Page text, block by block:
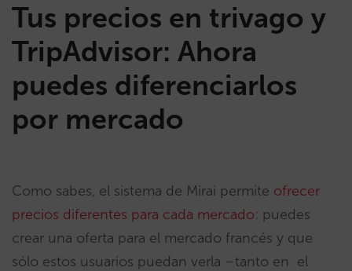
Tus precios en trivago y
TripAdvisor: Ahora
puedes diferenciarlos
por mercado
Como sabes, el sistema de Mirai permite ofrecer
precios diferentes para cada mercado: puedes
crear una oferta para el mercado francés y que
sólo estos usuarios puedan verla –tanto en el